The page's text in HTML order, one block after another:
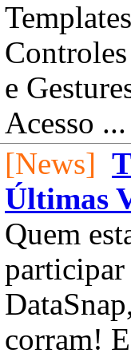
e
Acesso ...
[News]
Últimas
Quem
participar
corram!